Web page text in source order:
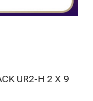
UR2-H 2 X 9